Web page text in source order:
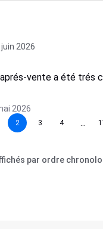
juin 2026
vente a été trés
2026
2 3 4
par ordre